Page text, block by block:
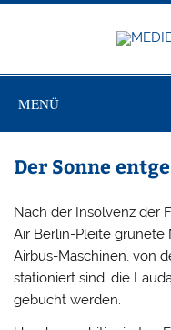
Zum
MENÜ
Der Sonne
Nach der Insolvenz der
Air Berlin-Pleite grünete
Airbus-Maschinen, von
stationiert sind, die
gebucht werden.